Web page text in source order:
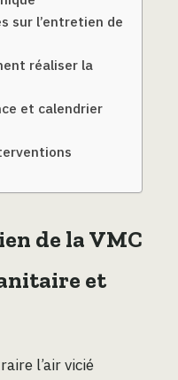
sur l’entretien de
réaliser la
et calendrier
de la VMC
et
l’air vicié